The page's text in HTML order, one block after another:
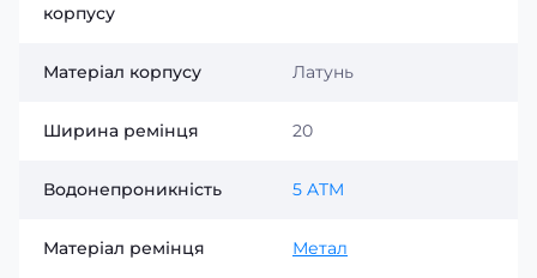
корпусу
Матеріал корпусу Латунь
Ширина ремінця 20
Водонепроникність 5 ATM
Матеріал ремінця Метал